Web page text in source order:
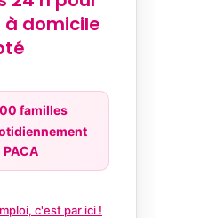
domicile
familles
c'est par ici !